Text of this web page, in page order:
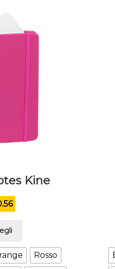
Kine
ha
più
Rosso